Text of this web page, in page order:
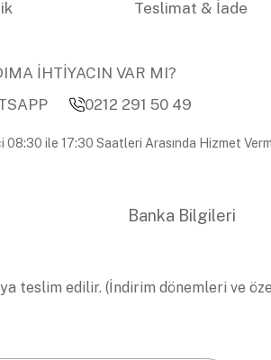
Teslimat & İade
İHTİYACIN VAR MI?
0212 291 50 49
ile 17:30 Saatleri Arasında Hizmet
Banka Bilgileri
teslim edilir. (İndirim dönemleri ve